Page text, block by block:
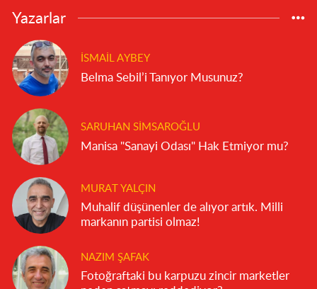
Yazarlar
İSMAIL AYBEY
Belma Sebil’i Tanıyor Musunuz?
SARUHAN SIMSAROĞLU
Manisa "Sanayi Odası" Hak Etmiyor mu?
MURAT YALÇIN
Muhalif düşünenler de alıyor artık. Milli
markanın partisi olmaz!
NAZIM ŞAFAK
Fotoğraftaki bu karpuzu zincir marketler